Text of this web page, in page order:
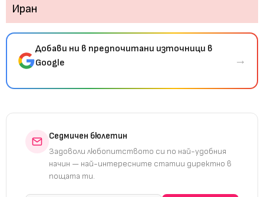
Добави ни в предпочитани източници в
Google
→
Седмичен бюлетин
Задоволи любопитството си по най-удобния
начин — най-интересните статии директно в
пощата ти.